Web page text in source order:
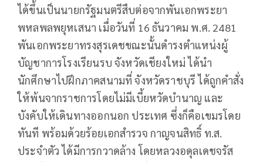
ได้ขึ้นเป็นนายกรัฐมนตรีสืบต่อจากพันเอกพระยา
พหลพลพยุหเสนา เมื่อวันที่ 16 ธันวาคม พ.ศ. 2481
พันเอกพระยาทรงสุรเดชขณะนั้นดำรงตำแหน่งผู้
บัญชาการโรงเรียนรบ จังหวัดเชียงใหม่ ได้นำ
นักศึกษาไปฝึกภาคสนามที่ จังหวัดราชบุรี ได้ถูกคำสั่ง
ให้พ้นจากราชการโดยไม่มีเบี้ยหวัดบำนาญ และ
บังคับให้เดินทางออกนอก ประเทศ ซึ่งก็คือเขมรโดย
ทันที พร้อมด้วยร้อยเอกสำรวจ กาญจนสิทธิ์ ท.ส.
ประจำตัว ได้มีการกวาดล้าง โดยหลวงอดุลเดชจรัส